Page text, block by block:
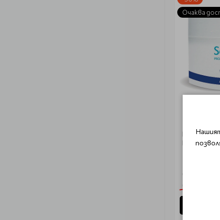
Очаква
Билков
Lechitin
€ 22.50
€ 32.11